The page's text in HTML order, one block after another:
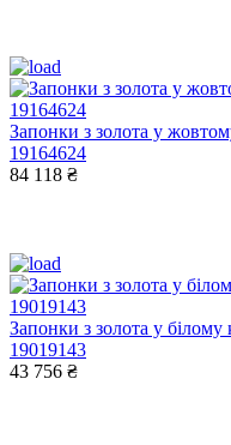
Запонки з золота у
19164624
84 118 ₴
Запонки з золота у білому
19019143
43 756 ₴